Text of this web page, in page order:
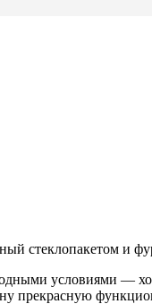
стеклопакетом и
условиями —
прекрасную